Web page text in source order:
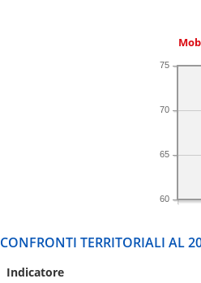
60
65
70
75
CONFRONTI TERRITORIALI AL
Indicatore